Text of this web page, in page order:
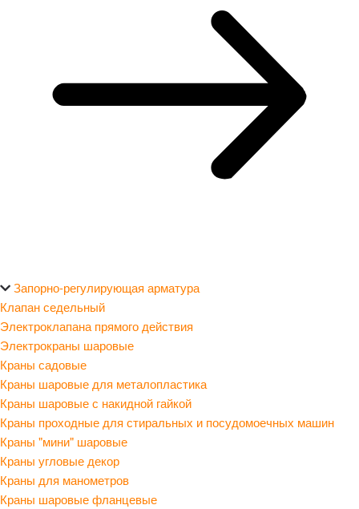
Запорно-регулирующая арматура
Клапан седельный
Электроклапана прямого действия
Электрокраны шаровые
Краны садовые
Краны шаровые для металопластика
Краны шаровые с накидной гайкой
Краны проходные для стиральных и посудомоечных машин
Краны "мини" шаровые
Краны угловые декор
Краны для манометров
Краны шаровые фланцевые